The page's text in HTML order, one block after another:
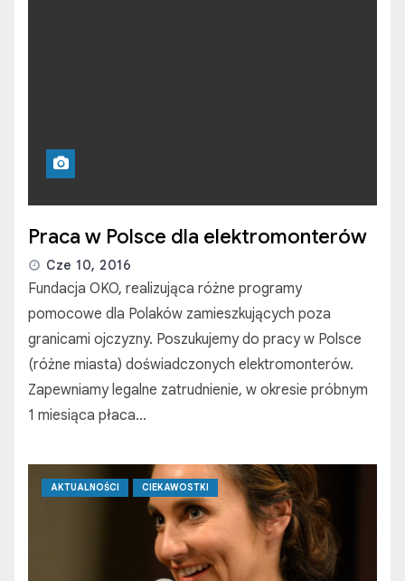
Praca w Polsce dla elektromonterów
Cze 10, 2016
Fundacja OKO, realizująca różne programy
pomocowe dla Polaków zamieszkujących poza
granicami ojczyzny. Poszukujemy do pracy w Polsce
(różne miasta) doświadczonych elektromonterów.
Zapewniamy legalne zatrudnienie, w okresie próbnym
1 miesiąca płaca…
AKTUALNOŚCI CIEKAWOSTKI